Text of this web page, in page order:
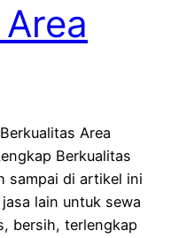
Area
Berkualitas
sampai di artikel ini
lain untuk sewa
bersih, terlengkap